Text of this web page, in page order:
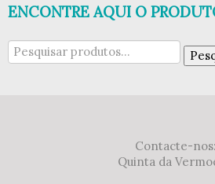
ENCONTRE AQUI O
Pesquisar
por:
Contacte-nos:
Quinta da